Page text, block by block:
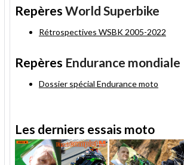
Repères World Superbike
Rétrospectives WSBK 2005-2022
Repères Endurance mondiale
Dossier spécial Endurance moto
Les derniers essais moto